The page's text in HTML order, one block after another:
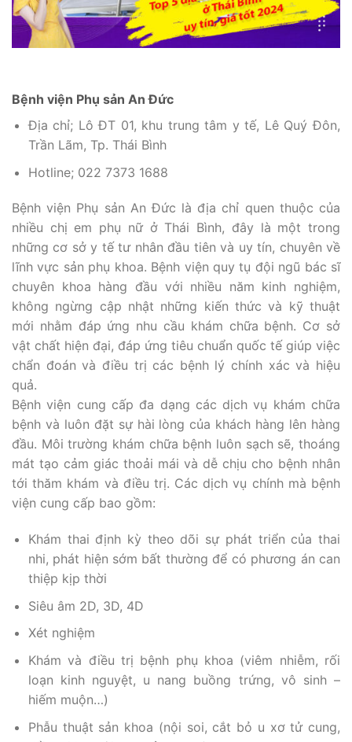
Bệnh viện Phụ sản An Đức
Địa chỉ; Lô ĐT 01, khu trung tâm y tế, Lê Quý Đôn,
Trần Lãm, Tp. Thái Bình
Hotline; 022 7373 1688
Bệnh viện Phụ sản An Đức là địa chỉ quen thuộc của
nhiều chị em phụ nữ ở Thái Bình, đây là một trong
những cơ sở y tế tư nhân đầu tiên và uy tín, chuyên về
lĩnh vực sản phụ khoa. Bệnh viện quy tụ đội ngũ bác sĩ
chuyên khoa hàng đầu với nhiều năm kinh nghiệm,
không ngừng cập nhật những kiến thức và kỹ thuật
mới nhằm đáp ứng nhu cầu khám chữa bệnh. Cơ sở
vật chất hiện đại, đáp ứng tiêu chuẩn quốc tế giúp việc
chẩn đoán và điều trị các bệnh lý chính xác và hiệu
quả.
Bệnh viện cung cấp đa dạng các dịch vụ khám chữa
bệnh và luôn đặt sự hài lòng của khách hàng lên hàng
đầu. Môi trường khám chữa bệnh luôn sạch sẽ, thoáng
mát tạo cảm giác thoải mái và dễ chịu cho bệnh nhân
tới thăm khám và điều trị. Các dịch vụ chính mà bệnh
viện cung cấp bao gồm:
Khám thai định kỳ theo dõi sự phát triển của thai
nhi, phát hiện sớm bất thường để có phương án can
thiệp kịp thời
Siêu âm 2D, 3D, 4D
Xét nghiệm
Khám và điều trị bệnh phụ khoa (viêm nhiễm, rối
loạn kinh nguyệt, u nang buồng trứng, vô sinh –
hiếm muộn…)
Phẫu thuật sản khoa (nội soi, cắt bỏ u xơ tử cung,